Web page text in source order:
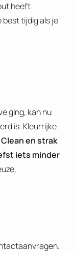
heeft
tijdig als je
ging, kan nu
is. Kleurrijke
Clean en strak
iets minder